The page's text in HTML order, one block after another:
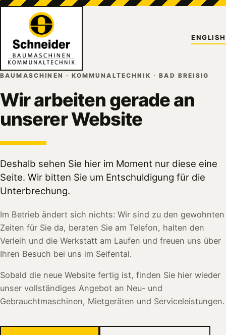
ENGLISH
BAUMASCHINEN · KOMMUNALTECHNIK · BAD BREISIG
Wir arbeiten gerade an
unserer Website
Deshalb sehen Sie hier im Moment nur diese eine
Seite. Wir bitten Sie um Entschuldigung für die
Unterbrechung.
Im Betrieb ändert sich nichts: Wir sind zu den gewohnten
Zeiten für Sie da, beraten Sie am Telefon, halten den
Verleih und die Werkstatt am Laufen und freuen uns über
Ihren Besuch bei uns im Seifental.
Sobald die neue Website fertig ist, finden Sie hier wieder
unser vollständiges Angebot an Neu- und
Gebrauchtmaschinen, Mietgeräten und Serviceleistungen.